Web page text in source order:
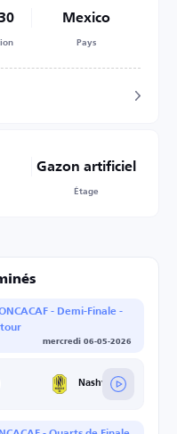
Mexico
Pays
Gazon artificiel
Étage
- Demi-Finale -
mercredi 06-05-2026
Nashville SC